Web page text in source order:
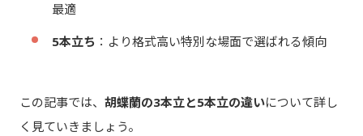
最適
5本立ち ：より格式高い特別な場面で選ばれる傾向
この記事では、 胡蝶蘭の3本立と5本立の違いについて詳し
く見ていきましょう。